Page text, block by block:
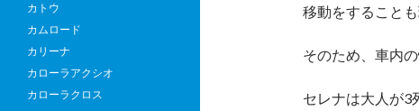
移動をすること
そのため、車内
セレナは大人が3
カトウ
カムロード
カリーナ
カローラアクシオ
カローラクロス